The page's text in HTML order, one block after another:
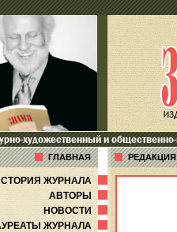
художественный и
ГЛАВНАЯ РЕДАКЦИЯ
ЖУРНАЛА
АВТОРЫ
НОВОСТИ
ЖУРНАЛА